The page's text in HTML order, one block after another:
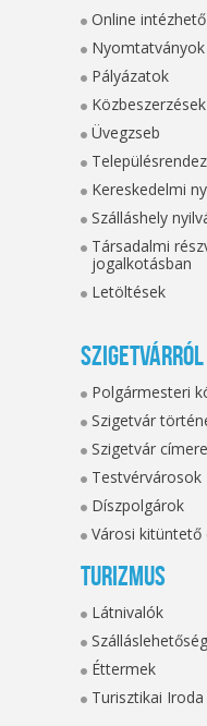
Online
Nyomtatványok
Pályázatok
Közbeszerzések
Üvegzseb
Kereskedelmi
Szálláshely
Társadalmi
jogalkotásban
Letöltések
Szigetvárról
Polgármesteri
Szigetvár
Szigetvár címere
Testvérvárosok
Díszpolgárok
Városi kitüntető
Turizmus
Látnivalók
Éttermek
Turisztikai Iroda